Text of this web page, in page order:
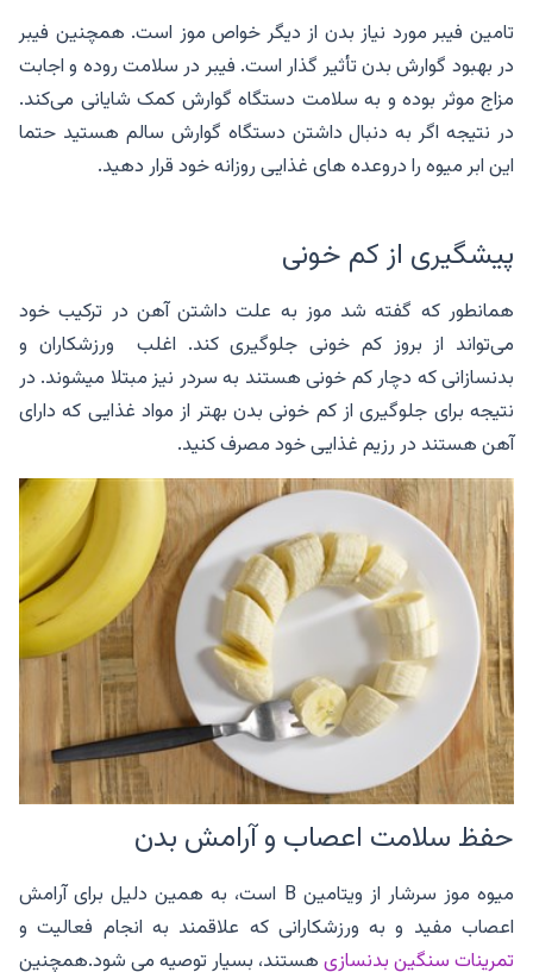
تامین فیبر مورد نیاز بدن از دیگر خواص موز است. همچنین فیبر
در بهبود گوارش بدن تأثیر گذار است. فیبر در سلامت روده و اجابت
مزاج موثر بوده و به سلامت دستگاه گوارش کمک شایانی می‌کند.
در نتیجه اگر به دنبال داشتن دستگاه گوارش سالم هستید حتما
این ابر میوه را دروعده های غذایی روزانه خود قرار دهید.
پیشگیری از کم خونی
همانطور که گفته شد موز به علت داشتن آهن در ترکیب خود
می‌تواند از بروز کم خونی جلوگیری کند. اغلب ورزشکاران و
بدنسازانی که دچار کم خونی هستند به سردر نیز مبتلا میشوند. در
نتیجه برای جلوگیری از کم خونی بدن بهتر از مواد غذایی که دارای
آهن هستند در رزیم غذایی خود مصرف کنید.
حفظ سلامت اعصاب و آرامش بدن
میوه موز سرشار از ویتامین B است، به همین دلیل برای آرامش
اعصاب مفید و به ورزشکارانی که علاقمند به انجام فعالیت و
تمرینات سنگین بدنسازیهستند، بسیار توصیه می شود.همچنین